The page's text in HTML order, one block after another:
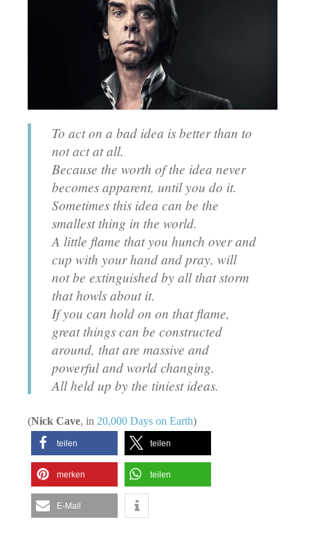
To act on a bad idea is better than to
not act at all.
Because the worth of the idea never
becomes apparent, until you do it.
Sometimes this idea can be the
smallest thing in the world.
A little flame that you hunch over and
cup with your hand and pray, will
not be extinguished by all that storm
that howls about it.
If you can hold on on that flame,
great things can be constructed
around, that are massive and
powerful and world changing.
All held up by the tiniest ideas.
(Nick Cave, in 20,000 Days on Earth)
teilen teilen
merken teilen
E-Mail